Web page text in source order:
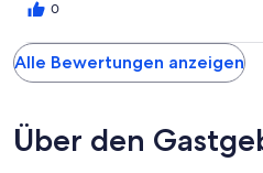
will definitely be coming back for
0
Alle Bewertungen anzeigen
Über den